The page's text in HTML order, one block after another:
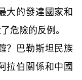
大的發達國家和
危險的反例。
巴勒斯坦民族
拉伯關係和中國